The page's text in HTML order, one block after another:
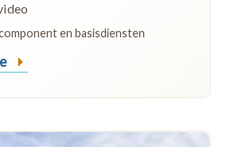
en basisdiensten